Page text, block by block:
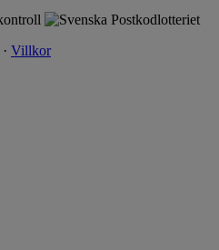
· Villkor